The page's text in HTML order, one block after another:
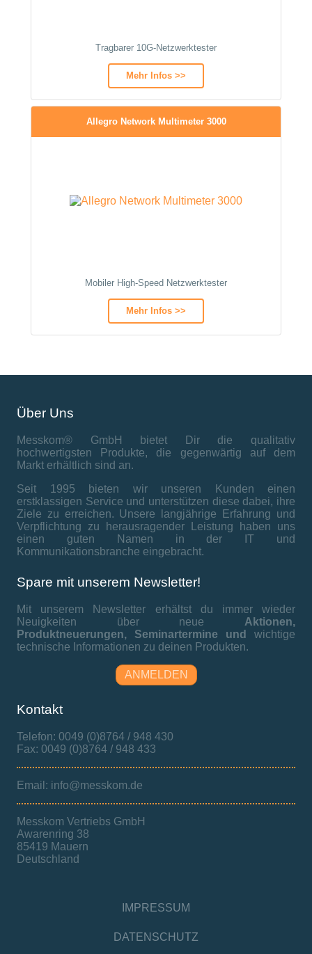
Tragbarer 10G-Netzwerktester
Mehr Infos >>
Allegro Network Multimeter 3000
Mobiler High‑Speed Netzwerktester
Mehr Infos >>
Über Uns
Messkom® GmbH bietet Dir die qualitativ
hochwertigsten Produkte, die gegenwärtig auf dem
Markt erhältlich sind an.
Seit 1995 bieten wir unseren Kunden einen
erstklassigen Service und unterstützen diese dabei, ihre
Ziele zu erreichen. Unsere langjährige Erfahrung und
Verpflichtung zu herausragender Leistung haben uns
einen guten Namen in der IT und
Kommunikationsbranche eingebracht.
Spare mit unserem Newsletter!
Mit unserem Newsletter erhältst du immer wieder
Neuigkeiten über neue Aktionen,
Produktneuerungen, Seminartermine und wichtige
technische Informationen zu deinen Produkten.
ANMELDEN
Kontakt
Telefon: 0049 (0)8764 / 948 430
Fax: 0049 (0)8764 / 948 433
Email: info@messkom.de
Messkom Vertriebs GmbH
Awarenring 38
85419 Mauern
Deutschland
IMPRESSUM
DATENSCHUTZ